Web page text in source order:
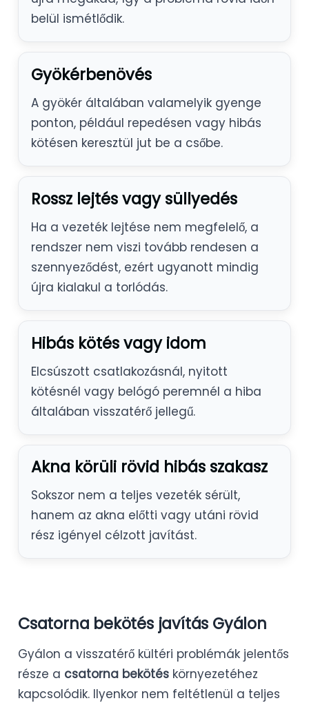
belül ismétlődik.
Gyökérbenövés
A gyökér általában valamelyik gyenge
ponton, például repedésen vagy hibás
kötésen keresztül jut be a csőbe.
Rossz lejtés vagy süllyedés
Ha a vezeték lejtése nem megfelelő, a
rendszer nem viszi tovább rendesen a
szennyeződést, ezért ugyanott mindig
újra kialakul a torlódás.
Hibás kötés vagy idom
Elcsúszott csatlakozásnál, nyitott
kötésnél vagy belógó peremnél a hiba
általában visszatérő jellegű.
Akna körüli rövid hibás szakasz
Sokszor nem a teljes vezeték sérült,
hanem az akna előtti vagy utáni rövid
rész igényel célzott javítást.
Csatorna bekötés javítás Gyálon
Gyálon a visszatérő kültéri problémák jelentős
része a csatorna bekötés környezetéhez
kapcsolódik. Ilyenkor nem feltétlenül a teljes